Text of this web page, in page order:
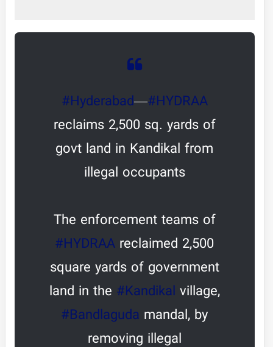
#Hyderabad—#HYDRAA
reclaims 2,500 sq. yards of
govt land in Kandikal from
illegal occupants
The enforcement teams of
#HYDRAA reclaimed 2,500
square yards of government
land in the #Kandikal village,
#Bandlaguda mandal, by
removing illegal